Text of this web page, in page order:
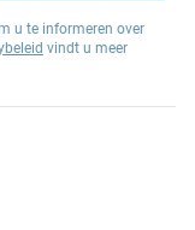
u te informeren over
vindt u meer